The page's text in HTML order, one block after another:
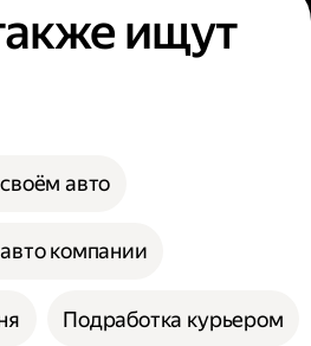
ищут
авто
компании
Подработка курьером